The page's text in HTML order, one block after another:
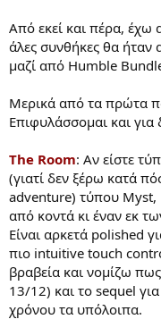
Από εκεί και πέρα, έχω
άλες συνθήκες θα ήταν
μαζί από Humble
Μερικά από τα πρώτα
Επιφυλάσσομαι και
The Room: Αν είστε
(γιατί δεν ξέρω κατά
adventure) τύπου Myst,
από κοντά κι έναν εκ
Είναι αρκετά polished
πιο intuitive touch
βραβεία και νομίζω
13/12) και το sequel
χρόνου τα υπόλοιπα.